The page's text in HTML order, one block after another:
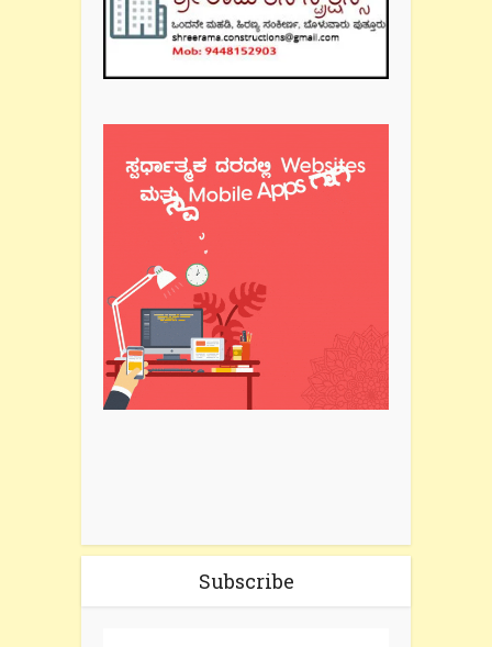
Subscribe